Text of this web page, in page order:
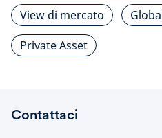
View di mercato
Private Asset
Contattaci